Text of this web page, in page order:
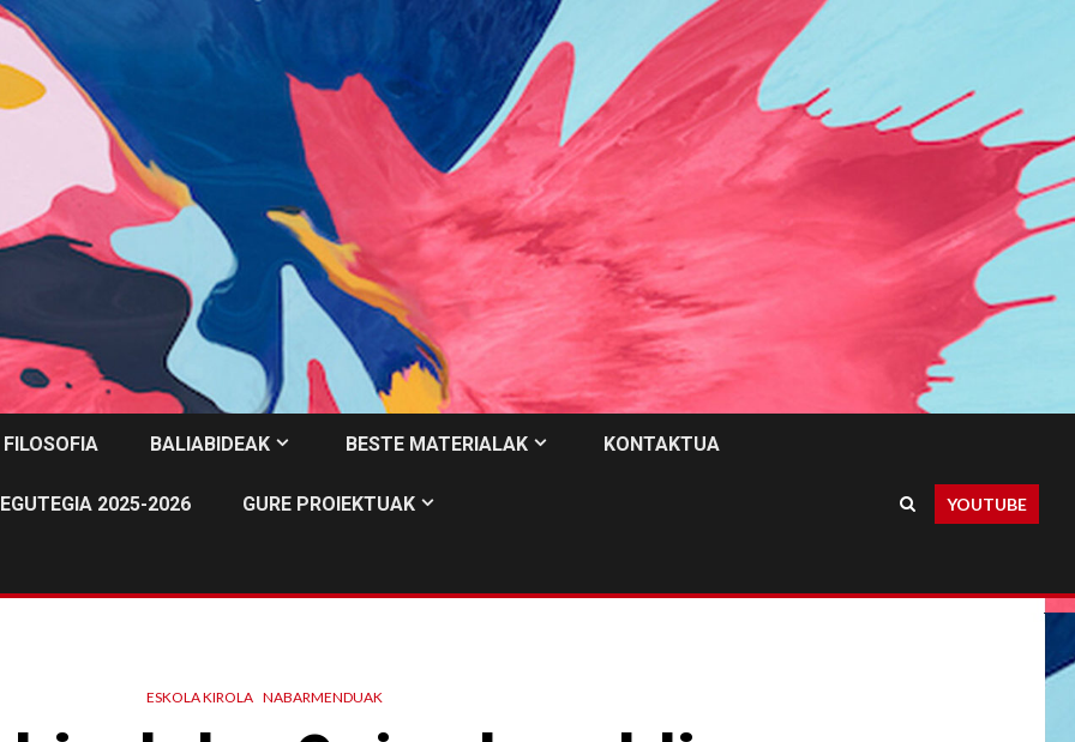
FILOSOFIA BALIABIDEAK BESTE MATERIALAK KONTAKTUA
EGUTEGIA 2025-2026 GURE PROIEKTUAK YOUTUBE
ESKOLA KIROLA NABARMENDUAK